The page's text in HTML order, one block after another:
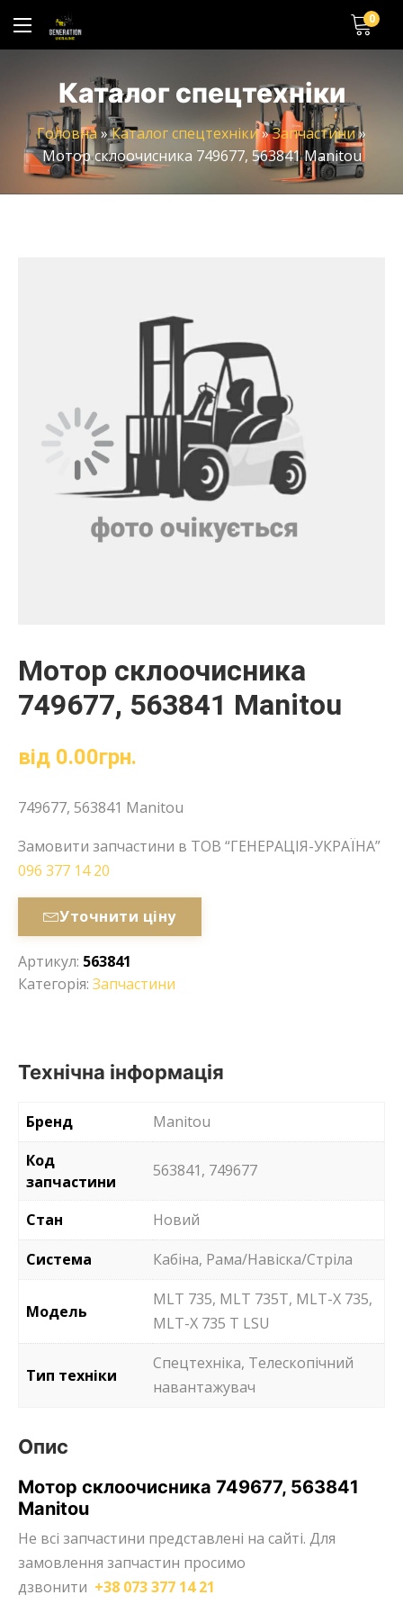
0
Каталог спецтехніки
Головна»Каталог спецтехніки»Запчастини»
Мотор склоочисника 749677, 563841 Manitou
Мотор склоочисника
749677, 563841 Manitou
від 0.00грн.
749677, 563841 Manitou
Замовити запчастини в ТОВ “ГЕНЕРАЦІЯ-УКРАЇНА”
096 377 14 20
Уточнити ціну
Артикул: 563841
Категорія: Запчастини
Технічна інформація
Бренд
Manitou
Код
запчастини
563841, 749677
Стан
Новий
Система
Кабіна, Рама/Навіска/Стріла
Модель
MLT 735, MLT 735T, MLT-X 735,
MLT-X 735 T LSU
Тип техніки
Спецтехніка, Телескопічний
навантажувач
Опис
Мотор склоочисника 749677, 563841
Manitou
Не всі запчастини представлені на сайті. Для
замовлення запчастин просимо
дзвонити +38 073 377 14 21